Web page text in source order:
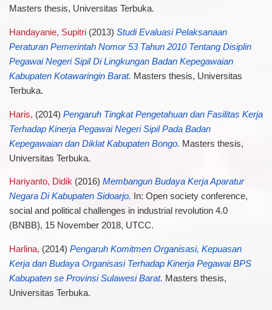
Masters thesis, Universitas Terbuka.
Handayanie, Supitri(2013) Studi Evaluasi Pelaksanaan
Peraturan Pemerintah Nomor 53 Tahun 2010 Tentang Disiplin
Pegawai Negeri Sipil Di Lingkungan Badan Kepegawaian
Kabupaten Kotawaringin Barat. Masters thesis, Universitas
Terbuka.
Haris, (2014) Pengaruh Tingkat Pengetahuan dan Fasilitas Kerja
Terhadap Kinerja Pegawai Negeri Sipil Pada Badan
Kepegawaian dan Diklat Kabupaten Bongo. Masters thesis,
Universitas Terbuka.
Hariyanto, Didik (2016) Membangun Budaya Kerja Aparatur
Negara Di Kabupaten Sidoarjo. In: Open society conference,
social and political challenges in industrial revolution 4.0
(BNBB), 15 November 2018, UTCC.
Harlina, (2014) Pengaruh Komitmen Organisasi, Kepuasan
Kerja dan Budaya Organisasi Terhadap Kinerja Pegawai BPS
Kabupaten se Provinsi Sulawesi Barat. Masters thesis,
Universitas Terbuka.